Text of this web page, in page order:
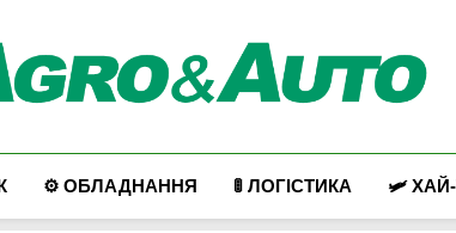
& Auto
⚙️ ОБЛАДНАННЯ 🚦 ЛОГІСТИКА 🛩️